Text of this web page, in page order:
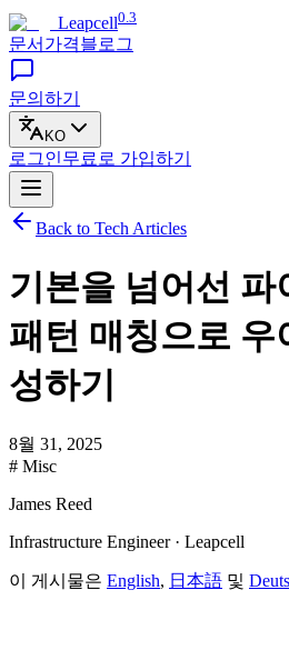
Leapcell0.3
문서 가격블로그
문의하기
KO
로그인무료로 가입하기
Back to Tech Articles
기본을 넘어선 파
패턴 매칭으로 우
성하기
8월 31, 2025
# Misc
James Reed
Infrastructure Engineer · Leapcell
이 게시물은 English, 日本語 및